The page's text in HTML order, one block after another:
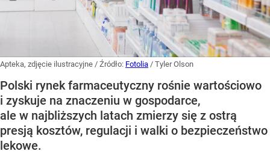
Apteka, zdjęcie ilustracyjne / Źródło: Fotolia / Tyler Olson
Polski rynek farmaceutyczny rośnie wartościowo
i zyskuje na znaczeniu w gospodarce,
ale w najbliższych latach zmierzy się z ostrą
presją kosztów, regulacji i walki o bezpieczeństwo
lekowe.